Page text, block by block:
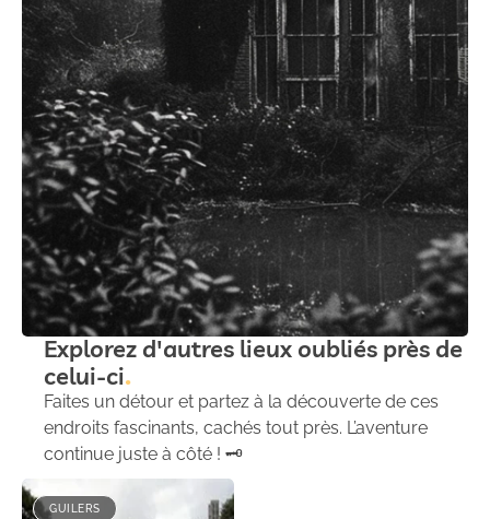
Explorez d'autres lieux oubliés près de
celui-ci
Faites un détour et partez à la découverte de ces
endroits fascinants, cachés tout près. L’aventure
continue juste à côté ! 🗝️
GUILERS